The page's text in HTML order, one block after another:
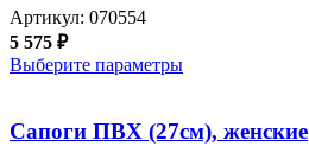
Артикул: 070554
5 575 ₽
Выберите параметры
Сапоги ПВХ (27см), женские